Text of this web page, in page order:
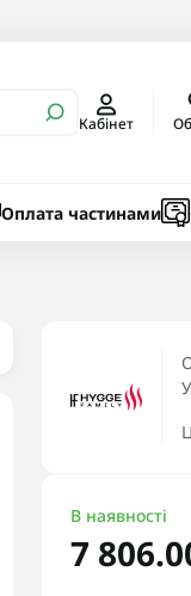
Кабінет
Оплата частинами
В наявності
7